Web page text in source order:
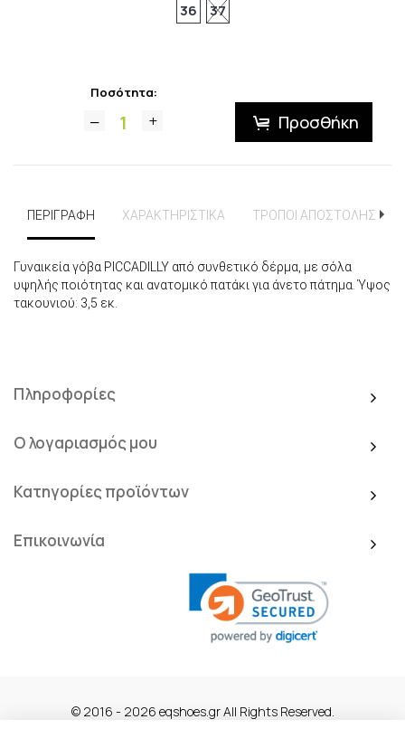
36 37
Ποσότητα:
Προσθήκη
ΠΕΡΙΓΡΑΦΗ ΧΑΡΑΚΤΗΡΙΣΤΙΚΑ ΤΡΟΠΟΙ ΑΠΟΣΤΟΛΗΣ
Γυναικεία γόβα PICCADILLY από συνθετικό δέρμα, με σόλα
υψηλής ποιότητας και ανατομικό πατάκι για άνετο πάτημα. Ύψος
τακουνιού: 3,5 εκ.
Πληροφορίες
Ο λογαριασμός μου
Κατηγορίες προϊόντων
Επικοινωνία
© 2016 - 2026 eqshoes.gr All Rights Reserved.